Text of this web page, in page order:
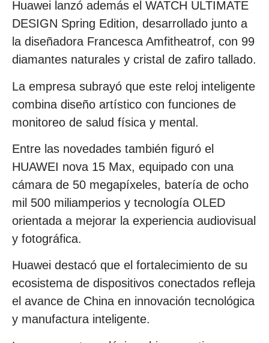
Huawei lanzó además el WATCH ULTIMATE
DESIGN Spring Edition, desarrollado junto a
la diseñadora Francesca Amfitheatrof, con 99
diamantes naturales y cristal de zafiro tallado.
La empresa subrayó que este reloj inteligente
combina diseño artístico con funciones de
monitoreo de salud física y mental.
Entre las novedades también figuró el
HUAWEI nova 15 Max, equipado con una
cámara de 50 megapíxeles, batería de ocho
mil 500 miliamperios y tecnología OLED
orientada a mejorar la experiencia audiovisual
y fotográfica.
Huawei destacó que el fortalecimiento de su
ecosistema de dispositivos conectados refleja
el avance de China en innovación tecnológica
y manufactura inteligente.